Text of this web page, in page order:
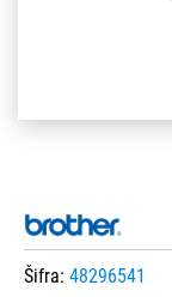
Šifra: 48296541